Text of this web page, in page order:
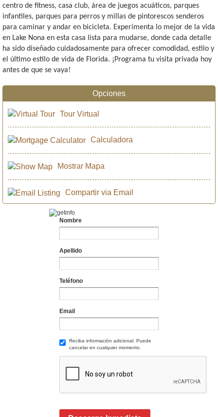
centro de fitness, casa club, área de juegos acuáticos, parques
infantiles, parques para perros y millas de pintorescos senderos
para caminar y andar en bicicleta. Experimenta lo mejor de la vida
en Lake Nona en esta casa lista para mudarse, donde cada detalle
ha sido diseñado cuidadosamente para ofrecer comodidad, estilo y
el último estilo de vida de Florida. ¡Programa tu visita privada hoy
antes de que se vaya!
Opciones
Tour Virtual
Calculadora
Mostrar Mapa
Compartir via Email
Nombre
Apellido
Teléfono
Email
Reciba información adicional. Puede
cancelar en cualquier momento.